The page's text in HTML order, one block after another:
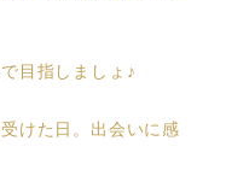
目指しましょ♪
けた日。出会いに感